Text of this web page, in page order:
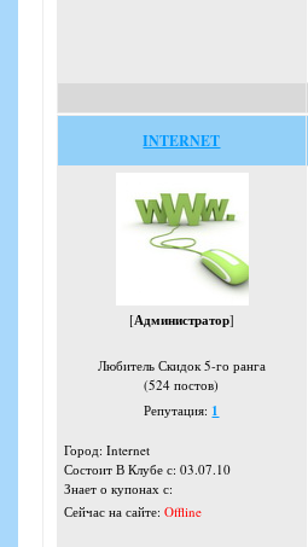
INTERNET
[Администратор]
Любитель Скидок 5-го ранга
(524 постов)
Репутация: 1
Город: Internet
Состоит В Клубе с: 03.07.10
Знает о купонах с:
Сейчас на сайте: Offline